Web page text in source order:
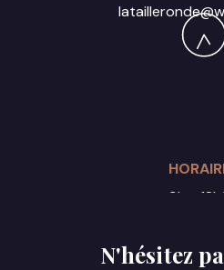
9h -
N'hésitez